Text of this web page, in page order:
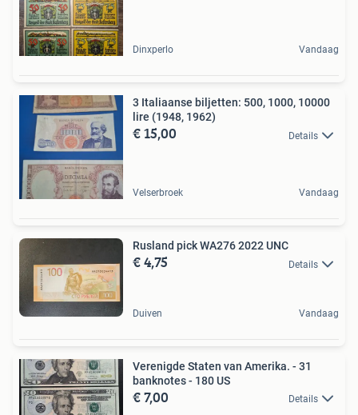
Dinxperlo Vandaag
3 Italiaanse biljetten: 500, 1000, 10000
lire (1948, 1962)
€ 15,00 Details
Velserbroek Vandaag
Rusland pick WA276 2022 UNC
€ 4,75 Details
Duiven Vandaag
Verenigde Staten van Amerika. - 31
banknotes - 180 US
€ 7,00 Details